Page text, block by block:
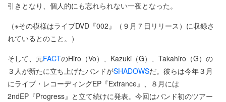
引きとなり、個人的にも忘れられない一夜となった。
（※その模様はライブDVD『002』（９月７日リリース）に収録さ
れているとのこと。）
そして、元FACTのHiro（Vo）、Kazuki（G）、Takahiro（G）の
３人が新たに立ち上げたバンドがSHADOWSだ。彼らは今年３月
にライブ・レコーディングEP『Extrance』、８月には
2ndEP『Progress』と立て続けに発表。今回はバンド初のツアー